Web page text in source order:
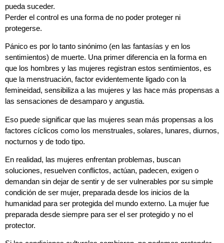
pueda suceder.
Perder el control es una forma de no poder proteger ni
protegerse.
Pánico es por lo tanto sinónimo (en las fantasías y en los
sentimientos) de muerte. Una primer diferencia en la forma en
que los hombres y las mujeres registran estos sentimientos, es
que la menstruación, factor evidentemente ligado con la
femineidad, sensibiliza a las mujeres y las hace más propensas a
las sensaciones de desamparo y angustia.
Eso puede significar que las mujeres sean más propensas a los
factores cíclicos como los menstruales, solares, lunares, diurnos,
nocturnos y de todo tipo.
En realidad, las mujeres enfrentan problemas, buscan
soluciones, resuelven conflictos, actúan, padecen, exigen o
demandan sin dejar de sentir y de ser vulnerables por su simple
condición de ser mujer, preparada desde los inicios de la
humanidad para ser protegida del mundo externo. La mujer fue
preparada desde siempre para ser el ser protegido y no el
protector.